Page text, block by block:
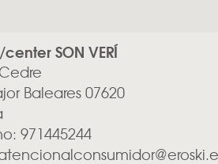
center SON VERÍ
Baleares07620
971445244